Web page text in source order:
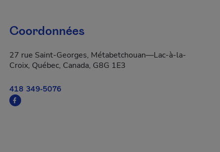
Coordonnées
27 rue Saint-Georges, Métabetchouan—Lac-à-la-
Croix, Québec, Canada, G8G 1E3
418 349-5076